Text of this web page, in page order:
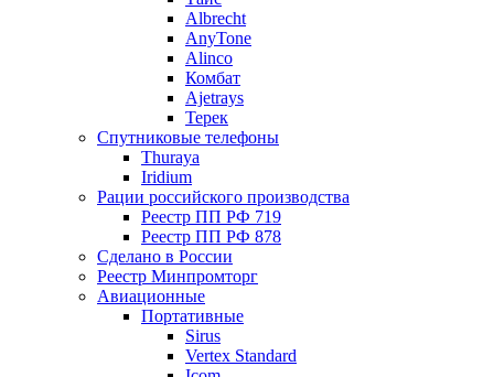
Albrecht
AnyTone
Alinco
Комбат
Ajetrays
Терек
Спутниковые телефоны
Thuraya
Iridium
Рации российского производства
Реестр ПП РФ 719
Реестр ПП РФ 878
Сделано в России
Реестр Минпромторг
Авиационные
Портативные
Sirus
Vertex Standard